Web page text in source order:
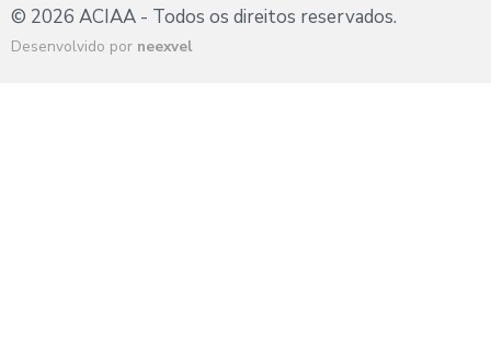
© 2026 ACIAA - Todos os direitos reservados.
Desenvolvido por neexvel